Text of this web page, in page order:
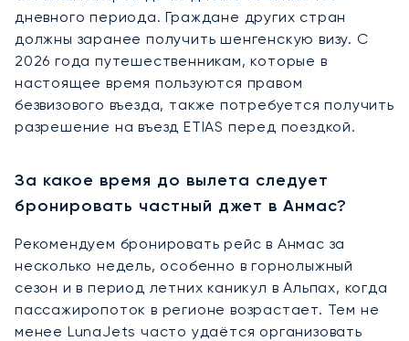
дневного периода. Граждане других стран
должны заранее получить шенгенскую визу. С
2026 года путешественникам, которые в
настоящее время пользуются правом
безвизового въезда, также потребуется получить
разрешение на въезд ETIAS перед поездкой.
За какое время до вылета следует
бронировать частный джет в Анмас?
Рекомендуем бронировать рейс в Анмас за
несколько недель, особенно в горнолыжный
сезон и в период летних каникул в Альпах, когда
пассажиропоток в регионе возрастает. Тем не
менее LunaJets часто удаётся организовать